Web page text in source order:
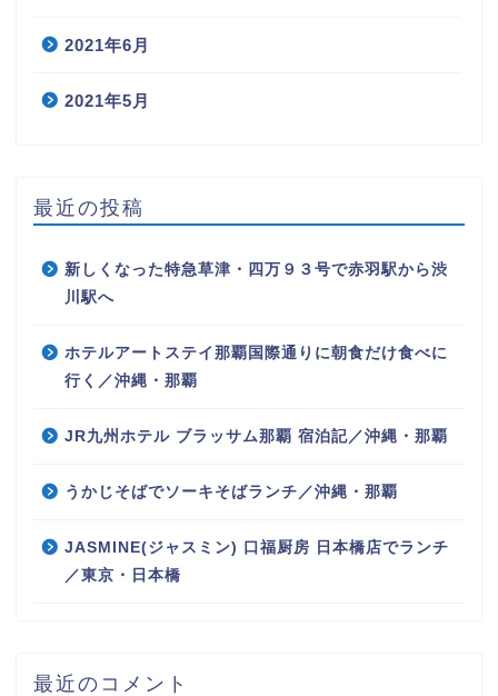
2021年6月
2021年5月
最近の投稿
新しくなった特急草津・四万９３号で赤羽駅から渋
川駅へ
ホテルアートステイ那覇国際通りに朝食だけ食べに
行く／沖縄・那覇
JR九州ホテル ブラッサム那覇 宿泊記／沖縄・那覇
うかじそばでソーキそばランチ／沖縄・那覇
JASMINE(ジャスミン) 口福厨房 日本橋店でランチ
／東京・日本橋
最近のコメント